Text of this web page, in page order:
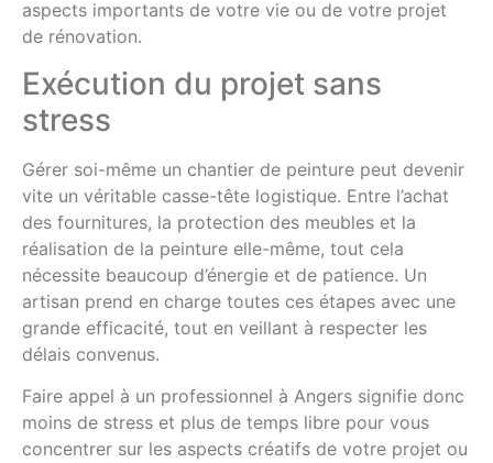
aspects importants de votre vie ou de votre projet
de rénovation.
Exécution du projet sans
stress
Gérer soi-même un chantier de peinture peut devenir
vite un véritable casse-tête logistique. Entre l’achat
des fournitures, la protection des meubles et la
réalisation de la peinture elle-même, tout cela
nécessite beaucoup d’énergie et de patience. Un
artisan prend en charge toutes ces étapes avec une
grande efficacité, tout en veillant à respecter les
délais convenus.
Faire appel à un professionnel à Angers signifie donc
moins de stress et plus de temps libre pour vous
concentrer sur les aspects créatifs de votre projet ou